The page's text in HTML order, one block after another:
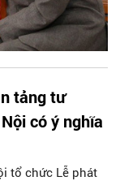
tảng tư
có ý nghĩa
tổ chức Lễ phát